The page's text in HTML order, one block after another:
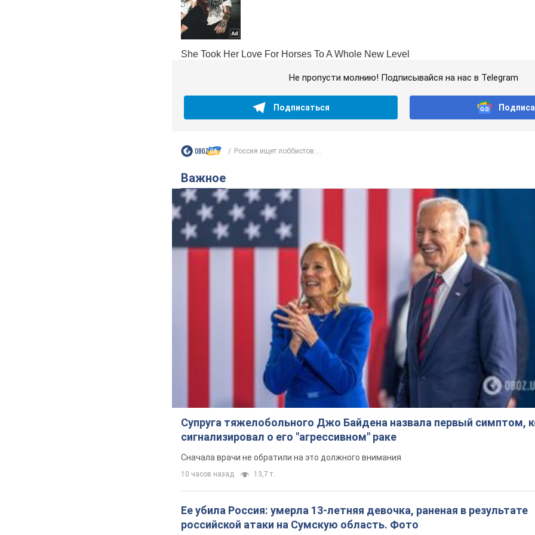
Не пропусти молнию! Подписывайся на нас в Telegram
Подписаться
Россия ищет лоббистов:...
Важное
Супруга тяжелобольного Джо Байдена назвала первый симптом,
сигнализировал о его "агрессивном" раке
Сначала врачи не обратили на это должного внимания
10 часов назад 13,7 т.
Ее убила Россия: умерла 13-летняя девочка, раненая в результате
российской атаки на Сумскую область. Фото